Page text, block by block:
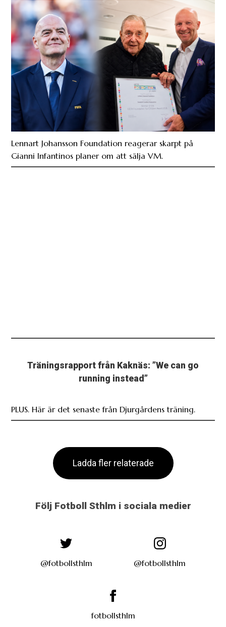
Lennart Johansson Foundation reagerar skarpt på
Gianni Infantinos planer om att sälja VM.
Träningsrapport från Kaknäs: ”We can go
running instead”
PLUS. Här är det senaste från Djurgårdens träning.
Ladda fler relaterade
Följ Fotboll Sthlm i sociala medier
@fotbollsthlm @fotbollsthlm
fotbollsthlm